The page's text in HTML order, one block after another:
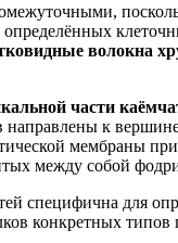
волокна
части
направлены к
мембраны
между собой
специфична для
конкретных